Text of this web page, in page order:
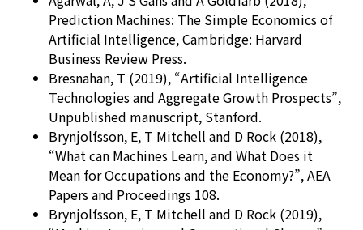
Prediction Machines: The Simple Economics of
Artificial Intelligence, Cambridge: Harvard
Business Review Press.
Bresnahan, T (2019), “Artificial Intelligence
Technologies and Aggregate Growth Prospects”,
Unpublished manuscript, Stanford.
Brynjolfsson, E, T Mitchell and D Rock (2018),
“What can Machines Learn, and What Does it
Mean for Occupations and the Economy?”, AEA
Papers and Proceedings 108.
Brynjolfsson, E, T Mitchell and D Rock (2019),